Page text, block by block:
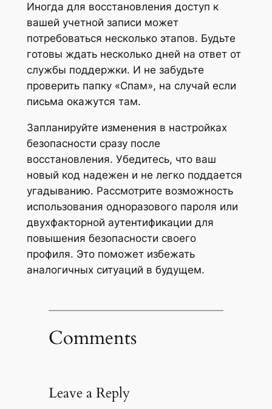
Иногда для восстановления доступ к
вашей учетной записи может
потребоваться несколько этапов. Будьте
готовы ждать несколько дней на ответ от
службы поддержки. И не забудьте
проверить папку «Спам», на случай если
письма окажутся там.
Запланируйте изменения в настройках
безопасности сразу после
восстановления. Убедитесь, что ваш
новый код надежен и не легко поддается
угадыванию. Рассмотрите возможность
использования одноразового пароля или
двухфакторной аутентификации для
повышения безопасности своего
профиля. Это поможет избежать
аналогичных ситуаций в будущем.
Comments
Leave a Reply